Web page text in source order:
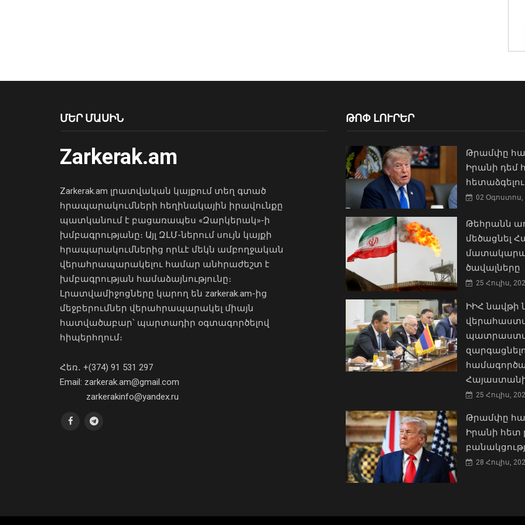
ՄԵՐ ՄԱՍԻՆ
Zarkerak.am
Zarkerak.am լրատվական կայքում տեղ գտած
հրապարակումների հեղինակային իրավունքը
պատկանում է բացառապես «Զարկերակ»-ի
խմբագրությանը։ Այլ ԶԼՄ-ներում սույն կայքի
հրապարակումներից որևէ մեկն ամբողջական
վերահրապարակելու համար անհրաժեշտ է
խմբագրության համաձայնությունը։
Լրատվամիջոցները կարող են zarkerak.am-ից
մեջբերումներ վերահրապարակել միայն
հատվածաբար՝ պարտադիր օգտագործելով
հիպերհղում։
Հեռ․ +(374) 91 531 297
Email: zarkerak.am@gmail.com
zarkerakinfo@yandex.ru
ԹՈՓ ԼՈՒՐԵՐ
Թրամփը
Իրանի դեմ
02 Օգոստոս,
Թեհրանն
մեծացնել
ծավալները
25 Հուլիս,
ԻԻՀ
25 Հուլիս,
Թրամփը
Իրանի հետ
28 Հուլիս,